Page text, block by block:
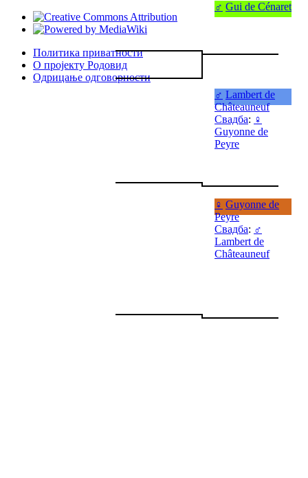
♂ Gui de Cénaret
♂ Lambert de
Châteauneuf
Свадба: ♀
Guyonne de
Peyre
♀ Guyonne de
Peyre
Свадба: ♂
Lambert de
Châteauneuf
Политика приватности
О пројекту Родовид
Одрицање одговорности